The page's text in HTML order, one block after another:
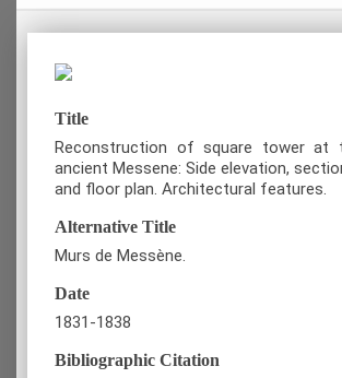
Title
Reconstruction of square tower at
ancient Messene: Side elevation,
and floor plan. Architectural features.
Alternative Title
Murs de Messène.
Date
1831-1838
Bibliographic Citation